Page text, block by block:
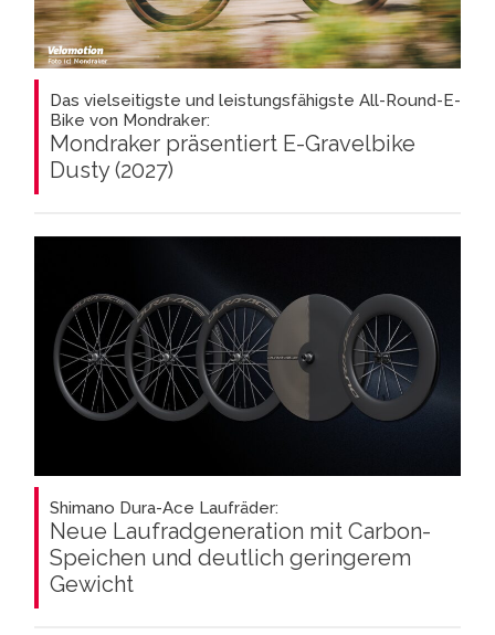
Das vielseitigste und leistungsfähigste All-Round-E-
Bike von Mondraker:
Mondraker präsentiert E-Gravelbike
Dusty (2027)
Shimano Dura-Ace Laufräder:
Neue Laufradgeneration mit Carbon-
Speichen und deutlich geringerem
Gewicht